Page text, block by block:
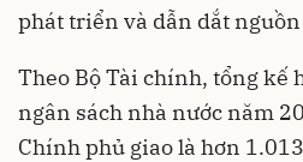
phát triển và dẫn dắt
Theo Bộ Tài chính, tổng kế
ngân sách nhà nước năm
Chính phủ giao là hơn